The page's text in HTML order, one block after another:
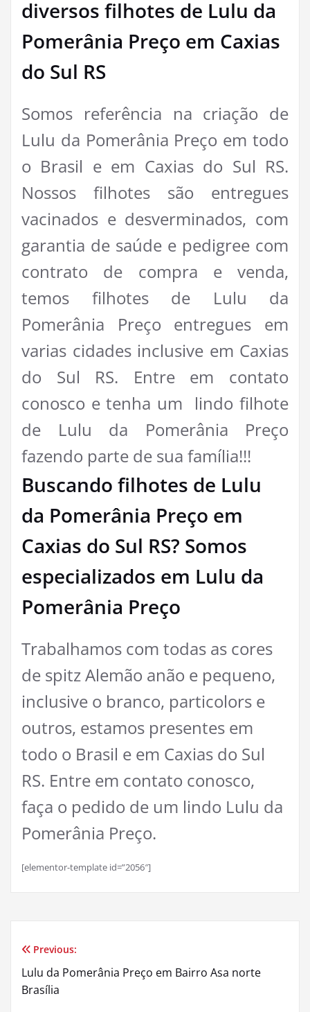
diversos filhotes de Lulu da
Pomerânia Preço em Caxias
do Sul RS
Somos referência na criação de
Lulu da Pomerânia Preço em todo
o Brasil e em Caxias do Sul RS.
Nossos filhotes são entregues
vacinados e desverminados, com
garantia de saúde e pedigree com
contrato de compra e venda,
temos filhotes de Lulu da
Pomerânia Preço entregues em
varias cidades inclusive em Caxias
do Sul RS. Entre em contato
conosco e tenha um lindo filhote
de Lulu da Pomerânia Preço
fazendo parte de sua família!!!
Buscando filhotes de Lulu
da Pomerânia Preço em
Caxias do Sul RS? Somos
especializados em Lulu da
Pomerânia Preço
Trabalhamos com todas as cores
de spitz Alemão anão e pequeno,
inclusive o branco, particolors e
outros, estamos presentes em
todo o Brasil e em Caxias do Sul
RS. Entre em contato conosco,
faça o pedido de um lindo Lulu da
Pomerânia Preço.
[elementor-template id=”2056″]
Navegação
de
Previous:
Lulu da Pomerânia Preço em Bairro Asa norte
Brasília